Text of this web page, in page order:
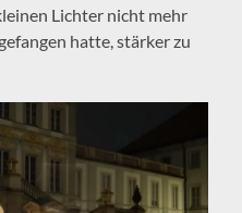
Lichter nicht mehr
hatte, stärker zu